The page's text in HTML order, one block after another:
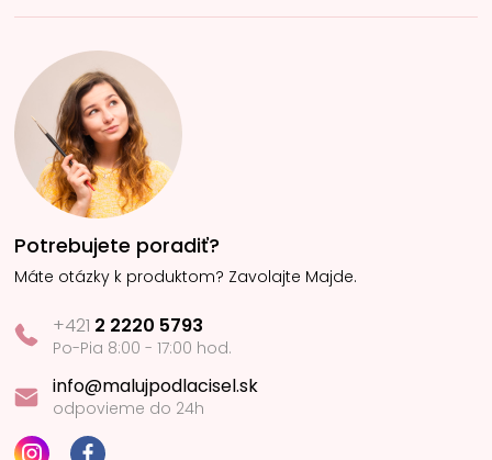
Potrebujete poradiť?
Máte otázky k produktom? Zavolajte Majde.
+421 2 2220 5793
Po-Pia 8:00 - 17:00 hod.
info@malujpodlacisel.sk
odpovieme do 24h